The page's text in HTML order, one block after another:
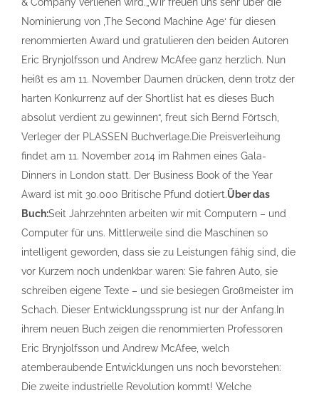
Nominierung von ‚The Second Machine Age‘ für diesen
renommierten Award und gratulieren den beiden Autoren
Eric Brynjolfsson und Andrew McAfee ganz herzlich. Nun
heißt es am 11. November Daumen drücken, denn trotz der
harten Konkurrenz auf der Shortlist hat es dieses Buch
absolut verdient zu gewinnen“, freut sich Bernd Förtsch,
Verleger der PLASSEN Buchverlage.Die Preisverleihung
findet am 11. November 2014 im Rahmen eines Gala-
Dinners in London statt. Der Business Book of the Year
Award ist mit 30.000 Britische Pfund dotiert.Über das
Buch:Seit Jahrzehnten arbeiten wir mit Computern – und
Computer für uns. Mittlerweile sind die Maschinen so
intelligent geworden, dass sie zu Leistungen fähig sind, die
vor Kurzem noch undenkbar waren: Sie fahren Auto, sie
schreiben eigene Texte – und sie besiegen Großmeister im
Schach. Dieser Entwicklungssprung ist nur der Anfang.In
ihrem neuen Buch zeigen die renommierten Professoren
Eric Brynjolfsson und Andrew McAfee, welch
atemberaubende Entwicklungen uns noch bevorstehen:
Die zweite industrielle Revolution kommt! Welche